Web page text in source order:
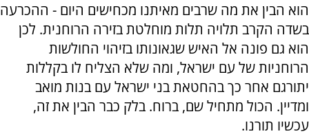
הוא הבין את מה שרבים מאיתנו מכחישים היום - ההכרעה
בשדה הקרב תלויה תלות מוחלטת בזירה הרוחנית. לכן
הוא גם פונה אל האיש שגאונותו בזיהוי החולשות
הרוחניות של עם ישראל, ומה שלא הצליח לו בקללות
יתורגם אחר כך בהחטאת בני ישראל עם בנות מואב
ומדיין. הכול מתחיל שם, ברוח. בלק כבר הבין את זה,
עכשיו תורנו.